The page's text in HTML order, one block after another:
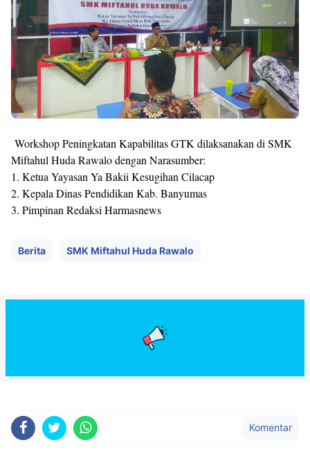
Workshop Peningkatan Kapabilitas GTK dilaksanakan di SMK
Miftahul Huda Rawalo dengan Narasumber:
1. Ketua Yayasan Ya Bakii Kesugihan Cilacap
2. Kepala Dinas Pendidikan Kab. Banyumas
3. Pimpinan Redaksi Harmasnews
Berita SMK Miftahul Huda Rawalo
Komentar